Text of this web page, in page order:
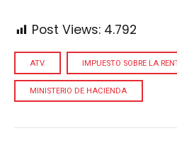
Post Views: 4.792
ATV IMPUESTO SOBRE LA
MINISTERIO DE HACIENDA